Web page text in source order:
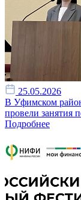
25.05.2026
В Уфимском
провели занятия
Подробнее